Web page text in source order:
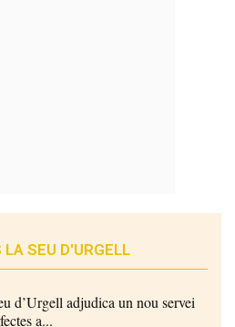
SEU D'URGELL
d’Urgell adjudica un nou servei
a...